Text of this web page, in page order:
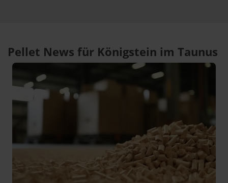
Pellet News für Königstein im Taunus